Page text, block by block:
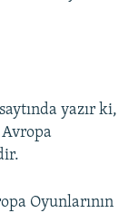
saytında yazır ki,
Oyunlarının